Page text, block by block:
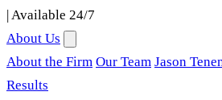
|Available 24/7
About Us
About the Firm Our Team Jason
Results